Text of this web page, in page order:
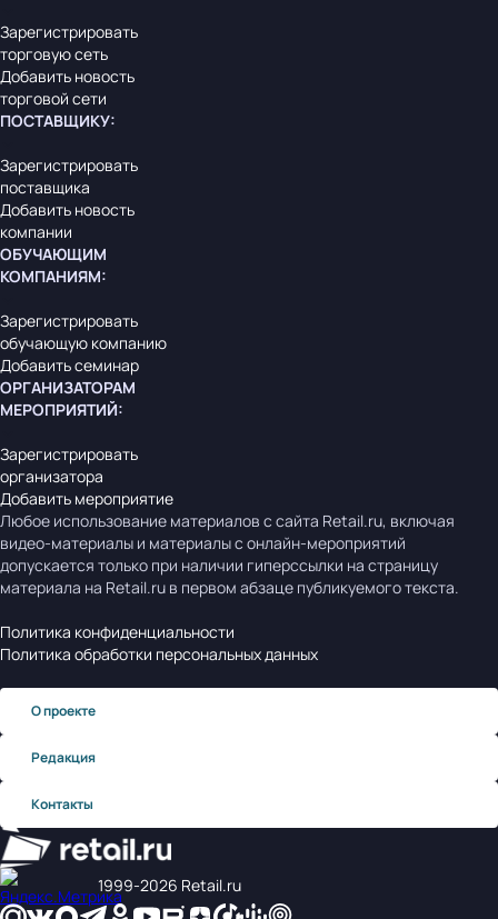
Зарегистрировать
торговую сеть
Добавить новость
торговой сети
ПОСТАВЩИКУ:
Зарегистрировать
поставщика
Добавить новость
компании
ОБУЧАЮЩИМ
КОМПАНИЯМ:
Зарегистрировать
обучающую компанию
Добавить семинар
ОРГАНИЗАТОРАМ
МЕРОПРИЯТИЙ:
Зарегистрировать
организатора
Добавить мероприятие
Любое использование материалов с сайта Retail.ru, включая
видео-материалы и материалы с онлайн-мероприятий
допускается только при наличии гиперссылки на страницу
материала на Retail.ru в первом абзаце публикуемого текста.
Политика конфиденциальности
Политика обработки персональных данных
О проекте
Редакция
Контакты
1999‑2026 Retail.ru